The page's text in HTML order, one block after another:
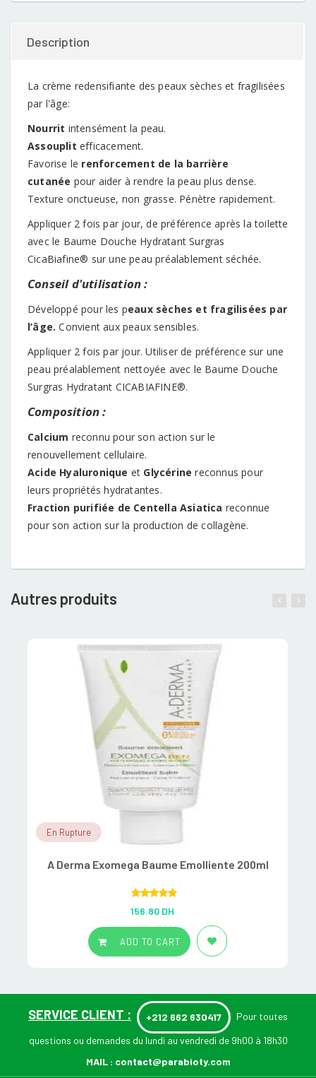
Description
La crème redensifiante des peaux sèches et fragilisées
par l'âge:
Nourrit intensément la peau.
Assouplit efficacement.
Favorise le renforcement de la barrière
cutanée pour aider à rendre la peau plus dense.
Texture onctueuse, non grasse. Pénètre rapidement.
Appliquer 2 fois par jour, de préférence après la toilette
avec le Baume Douche Hydratant Surgras
CicaBiafine® sur une peau préalablement séchée.
Conseil d'utilisation :
Développé pour les peaux sèches et fragilisées par
l’âge. Convient aux peaux sensibles.
Appliquer 2 fois par jour. Utiliser de préférence sur une
peau préalablement nettoyée avec le Baume Douche
Surgras Hydratant CICABIAFINE®.
Composition :
Calcium reconnu pour son action sur le
renouvellement cellulaire.
Acide Hyaluronique et Glycérinereconnus pour
leurs propriétés hydratantes.
Fraction purifiée de Centella Asiatica reconnue
pour son action sur la production de collagène.
Autres produits
En Rupture
A Derma Exomega Baume Emolliente 200ml
out of 5
156.80 DH
ADD TO CART
SERVICE CLIENT : +212 662 630417 Pour toutes
questions ou demandes du lundi au vendredi de 9h00 à 18h30
MAIL : contact@parabioty.com